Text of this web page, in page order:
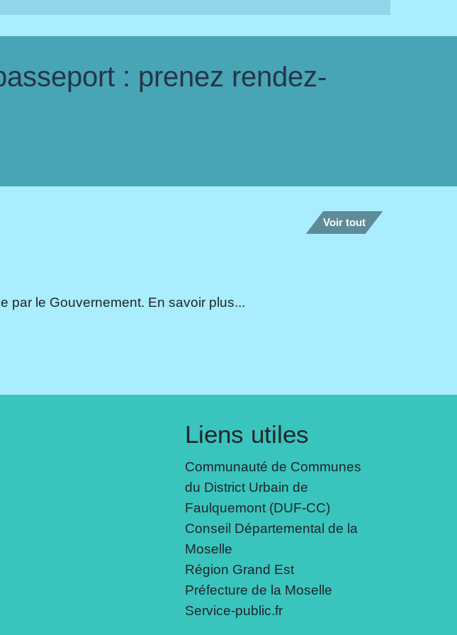
: prenez rendez-
Voir tout
par le Gouvernement. En savoir plus...
Liens utiles
Communauté de Communes
du District Urbain de
Faulquemont (DUF-CC)
Conseil Départemental de la
Moselle
Région Grand Est
Préfecture de la Moselle
Service-public.fr